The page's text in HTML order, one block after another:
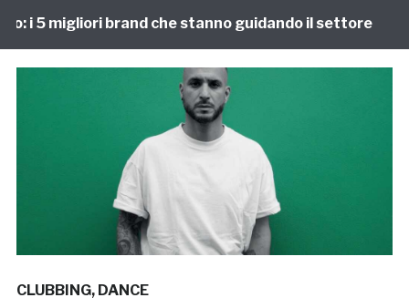
i 5 migliori brand che stanno guidando il settore
CLUBBING, DANCE